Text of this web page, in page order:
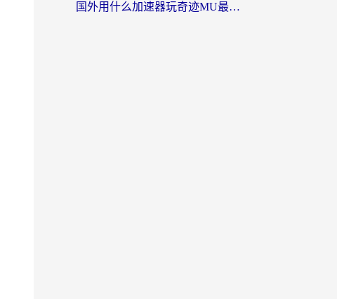
国外用什么加速器玩奇迹MU最好？2026海外玩家国服游戏加速全攻略